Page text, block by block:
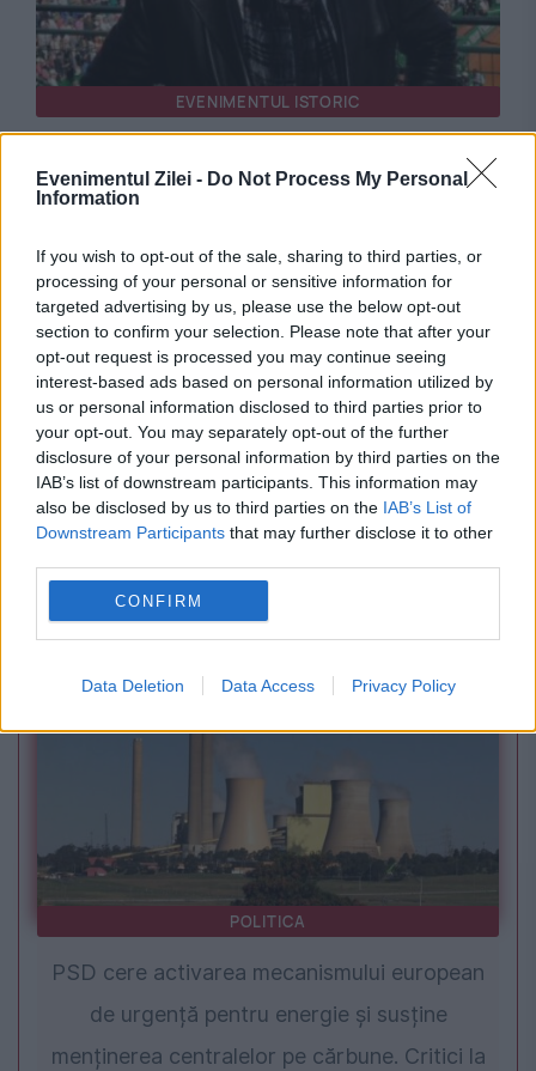
Evenimentul Zilei - Do Not Process My Personal
Information
If you wish to opt-out of the sale, sharing to third parties, or
processing of your personal or sensitive information for
targeted advertising by us, please use the below opt-out
section to confirm your selection. Please note that after your
opt-out request is processed you may continue seeing
interest-based ads based on personal information utilized by
us or personal information disclosed to third parties prior to
your opt-out. You may separately opt-out of the further
disclosure of your personal information by third parties on the
IAB’s list of downstream participants. This information may
also be disclosed by us to third parties on the IAB’s List of
Downstream Participants that may further disclose it to other
CONFIRM
Data Deletion Data Access Privacy Policy
EVENIMENTUL ISTORIC
Omul care a rescris istoria tenisului masculin
mondial, Ilie Năstase împlinește 80 de ani
SPORT
Roger Federer revine pe teren la US Open.
Fostul lider mondial va participa la un meci
demonstrativ
POLITICA
PSD cere activarea mecanismului european
de urgență pentru energie și susține
menținerea centralelor pe cărbune. Critici la